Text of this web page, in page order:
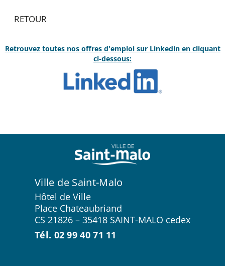
RETOUR
Retrouvez toutes nos offres d'emploi sur Linkedin en cliquant
ci-dessous:
Ville de Saint-Malo
Hôtel de Ville
Place Chateaubriand
CS 21826 – 35418 SAINT-MALO cedex
Tél. 02 99 40 71 11